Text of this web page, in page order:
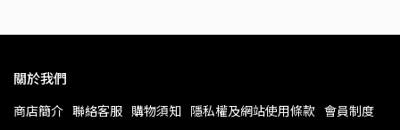
關於我們
商店簡介 聯絡客服 購物須知 隱私權及網站使用條款 會員制度